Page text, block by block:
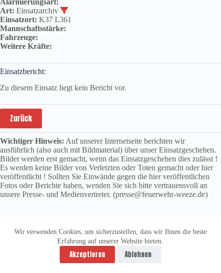
Wir verwenden Cookies, um sicherzustellen, dass wir Ihnen die beste
Erfahrung auf unserer Website bieten.
Akzeptieren Ablehnen
Alarmierungsart:
Art: Einsatzarchiv
Einsatzort: K37 L361
Mannschaftsstärke:
Fahrzeuge:
Weitere Kräfte:
Einsatzbericht:
Zu diesem Einsatz liegt kein Bericht vor.
Zurück
Wichtiger Hinweis: Auf unserer Internetseite berichten wir
ausführlich (also auch mit Bildmaterial) über unser Einsatzgeschehen.
Bilder werden erst gemacht, wenn das Einsatzgeschehen dies zulässt !
Es werden keine Bilder von Verletzten oder Toten gemacht oder hier
veröffentlicht ! Sollten Sie Einwände gegen die hier veröffentlichen
Fotos oder Berichte haben, wenden Sie sich bitte vertrauensvoll an
unsere Presse- und Medienvertreter. (presse@feuerwehr-weeze.de)
Datenschutzerklärung
Impressum
Copyright © 2026 -
vitolution